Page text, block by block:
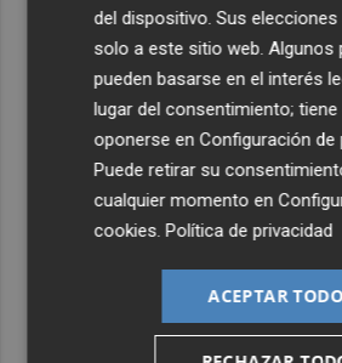
del dispositivo. Sus elecciones
solo a este sitio web. Algunos
pueden basarse en el interés
lugar del consentimiento;
oponerse enConfiguración de
Puede retirar su
cualquier momento en
cookies .Política de privacidad
ACEPTAR TODO